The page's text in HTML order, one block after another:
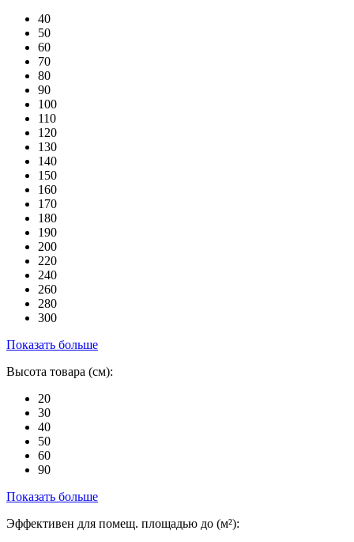
40
50
60
70
80
90
100
110
120
130
140
150
160
170
180
190
200
220
240
260
280
300
Показать больше
Высота товара (см):
20
30
40
50
60
90
Показать больше
Эффективен для помещ. площадью до (м²):